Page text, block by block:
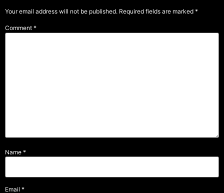
Your email address will not be published. Required fields are marked *
Comment *
Name *
Email *